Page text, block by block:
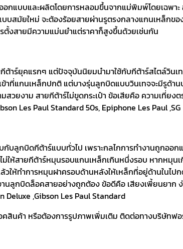
บบและผลิตโดยการหลอมขึ้นจากแม่พิมพ์โดยเฉพาะ
บบสมัยใหม่ จะต้องร้อยสายผ่านรูตรงกลางแกนเหล็
ตั้งสายมีความแม่นยำแต่ราคาก็สูงขึ้นด้วยเช่นกัน
ร์ยุคแรกๆ แต่ปัจจุบันนิยมนำมาใช้กับกีต้าร์สไตล์วิน
แกนเหล็กปกติ แต่บางรุ่นลูกบิดแบบวินเทจจะมีรูด้าน
สวยงาม สายกีต้าร์ไม่ขูดกระเป๋า ข้อเสียคือ ความเที่
Les Paul Standard 50s, Epiphone Les Paul ,SG
กบิดกีต้าร์แบบทั่วไป เพราะกลไกการทำงานถูกออก
ไม่ให้สายกีต้าร์หมุนรอบแกนเหล็กเกินหนึ่งรอบ หาก
วให้ทำการหมุนฝาครอบด้านหลังให้เหล็กที่อยู่ด้านในไ
ลูกบิดล็อคสายอย่างถูกต้อง ข้อดีคือ เสียงเพี้ยนยาก
,Gibson Les Paul Standard
สินค้า หรือต้องการรูปภาพเพิ่มเติม ติดต่อทางบริษัทฟ